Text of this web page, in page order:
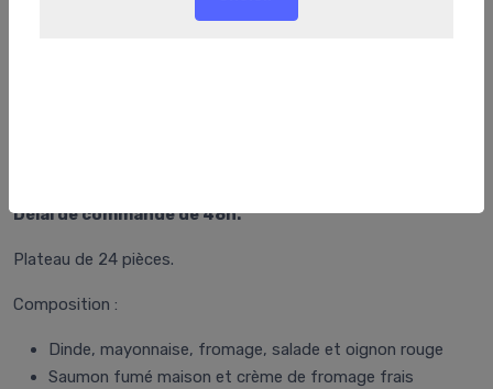
Délai de commande de 48h.
Plateau de 24 pièces.
Composition :
Dinde, mayonnaise, fromage, salade et oignon rouge
Saumon fumé maison et crème de fromage frais